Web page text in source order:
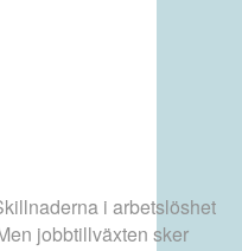
i arbetslöshet
jobbtillväxten sker